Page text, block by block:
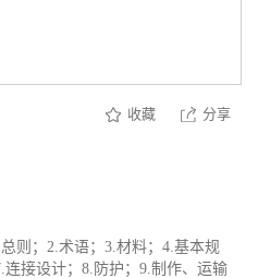
收藏 分享
则；2.术语；3.材料；4.基本规
接设计；8.防护；9.制作、运输